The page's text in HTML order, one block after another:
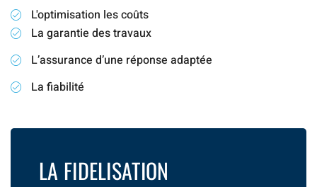
L'optimisation les coûts
La garantie des travaux
L’assurance d’une réponse adaptée
La fiabilité
LA FIDELISATION